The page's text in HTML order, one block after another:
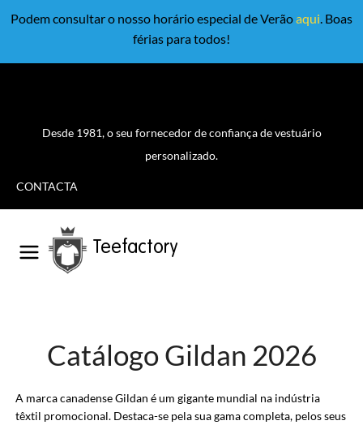
Podem consultar o nosso horário especial de Verãoaqui. Boas
férias para todos!
Desde 1981, o seu fornecedor de confiança de vestuário
personalizado.
CONTACTA
Teefactory
Catálogo Gildan 2026
A marca canadense Gildan é um gigante mundial na indústria
têxtil promocional. Destaca-se pela sua gama completa, pelos seus